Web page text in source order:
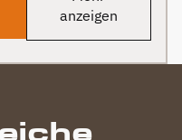
anzeigen